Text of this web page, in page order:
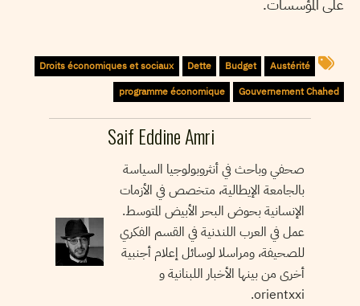
على المؤسسات.
Austérité
Budget
Dette
Droits économiques et sociaux
Gouvernement Chahed
programme économique
Saif Eddine Amri
صحفي وباحث في أنثروبولوجيا السياسة
بالجامعة الإيطالية، متخصص في الأزمات
الإنسانية بحوض البحر الأبيض المتوسط.
عمل في العرب اللندنية في القسم الفكري
للصحيفة، ومراسلا لوسائل إعلام أجنبية
أخرى من بينها الأخبار اللبنانية و
orientxxi.